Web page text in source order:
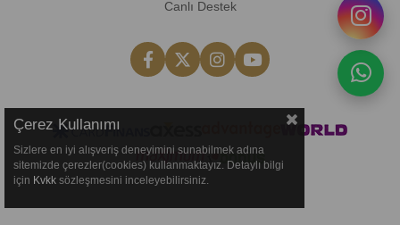
Canlı Destek
Çerez Kullanımı
Sizlere en iyi alışveriş deneyimini sunabilmek adına
sitemizde çerezler(cookies) kullanmaktayız. Detaylı bilgi
için Kvkk sözleşmesini inceleyebilirsiniz.